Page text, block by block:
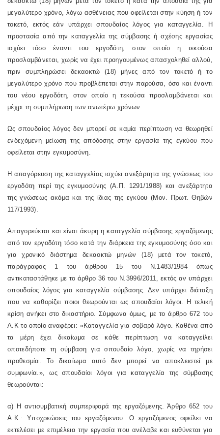
μεγαλύτερο χρόνο, λόγω ασθένειας που οφείλεται στην κύηση ή τον
τοκετό, εκτός εάν υπάρχει σπουδαίος λόγος για καταγγελία. Η
προστασία από την καταγγελία της σύμβασης ή σχέσης εργασίας
ισχύει τόσο έναντι του εργοδότη, στον οποίο η τεκούσα
προσλαμβάνεται, χωρίς να έχει προηγουμένως απασχοληθεί αλλού,
πριν συμπληρώσει δεκαοκτώ (18) μήνες από τον τοκετό ή το
μεγαλύτερο χρόνο που προβλέπεται στην παρούσα, όσο και έναντι
του νέου εργοδότη, στον οποίο η τεκούσα προσλαμβάνεται και
μέχρι τη συμπλήρωση των ανωτέρω χρόνων.
Ως σπουδαίος λόγος δεν μπορεί σε καμία περίπτωση να θεωρηθεί
ενδεχόμενη μείωση της απόδοσης στην εργασία της εγκύου που
οφείλεται στην εγκυμοσύνη.
Η απαγόρευση της καταγγελίας ισχύει ανεξάρτητα της γνώσεως του
εργοδότη περί της εγκυμοσύνης (Α.Π. 1291/1988) και ανεξάρτητα
της γνώσεως ακόμα και της ίδιας της εγκύου (Μον. Πρωτ. Θηβών
117/1993).
Απαγορεύεται και είναι άκυρη η καταγγελία σύμβασης εργαζόμενης
από τον εργοδότη τόσο κατά την διάρκεια της εγκυμοσύνης όσο και
για χρονικό διάστημα δεκαοκτώ μηνών (18) μετά τον τοκετό,
παράγραφος 1 του άρθρου 15 του Ν.1483/1984 όπως
αντικαταστάθηκε με το άρθρο 36 του Ν.3996/2011, εκτός αν υπάρχει
σπουδαίος λόγος για καταγγελία σύμβασης. Δεν υπάρχει διάταξη
που να καθορίζει ποιοι θεωρούνται ως σπουδαίοι λόγοι. Η τελική
κρίση ανήκει στο δικαστήριο. Σύμφωνα όμως, με το άρθρο 672 του
Α.Κ το οποίο αναφέρει: «Καταγγελία για σοβαρό λόγο. Καθένα από
τα μέρη έχει δικαίωμα σε κάθε περίπτωση να καταγγείλει
οποτεδήποτε τη σύμβαση για σπουδαίο λόγο, χωρίς να τηρήσει
προθεσμία. Το δικαίωμα αυτό δεν μπορεί να αποκλειστεί με
συμφωνία.», ως σπουδαίοι λόγοι για καταγγελία της σύμβασης
θεωρούνται:
α) Η αντισυμβατική συμπεριφορά της εργαζόμενης. Άρθρο 652 του
Α.Κ.: Υποχρεώσεις του εργαζόμενου. Ο εργαζόμενος οφείλει να
εκτελέσει με επιμέλεια την εργασία που ανέλαβε και ευθύνεται για